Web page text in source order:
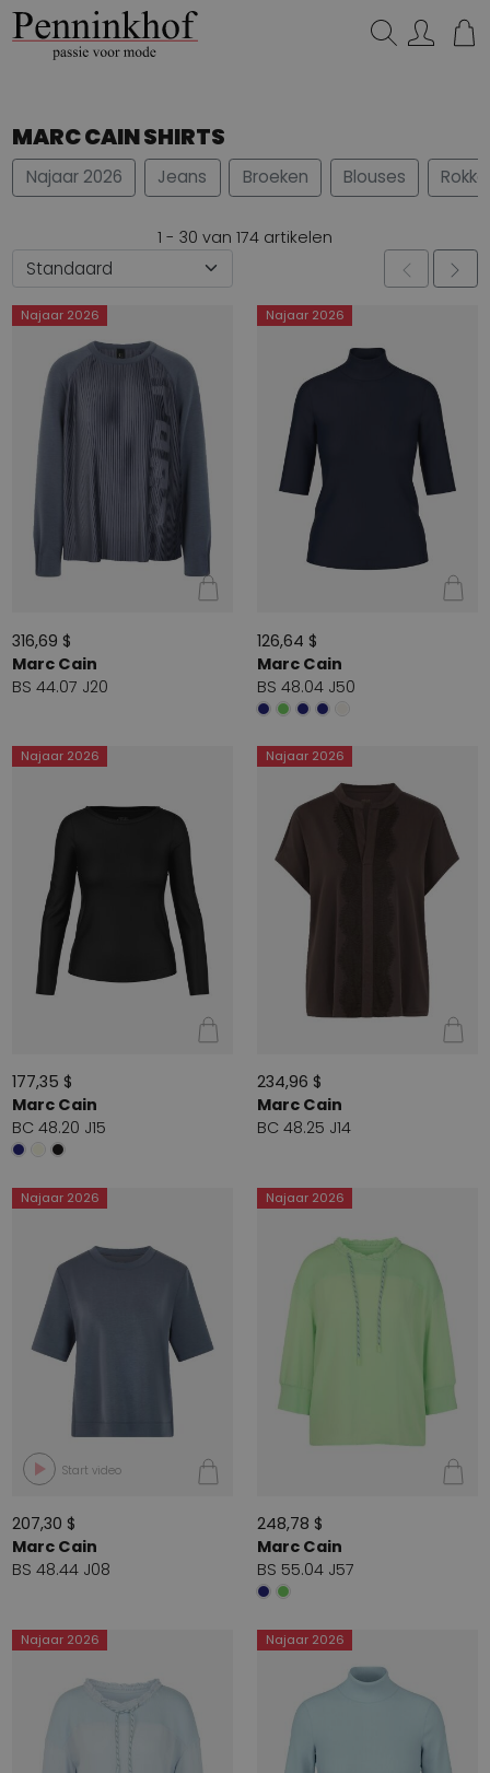
MARC CAIN SHIRTS
Najaar 2026 Jeans Broeken Blouses
1 - 30 van 174 artikelen
Najaar 2026
316,69 $
Marc Cain
BS 44.07 J20
Najaar 2026
126,64 $
Marc Cain
BS 48.04 J50
Najaar 2026
177,35 $
Marc Cain
BC 48.20 J15
Najaar 2026
234,96 $
Marc Cain
BC 48.25 J14
Najaar 2026
Start video
207,30 $
Marc Cain
BS 48.44 J08
Najaar 2026
248,78 $
Marc Cain
BS 55.04 J57
Najaar 2026 Najaar 2026